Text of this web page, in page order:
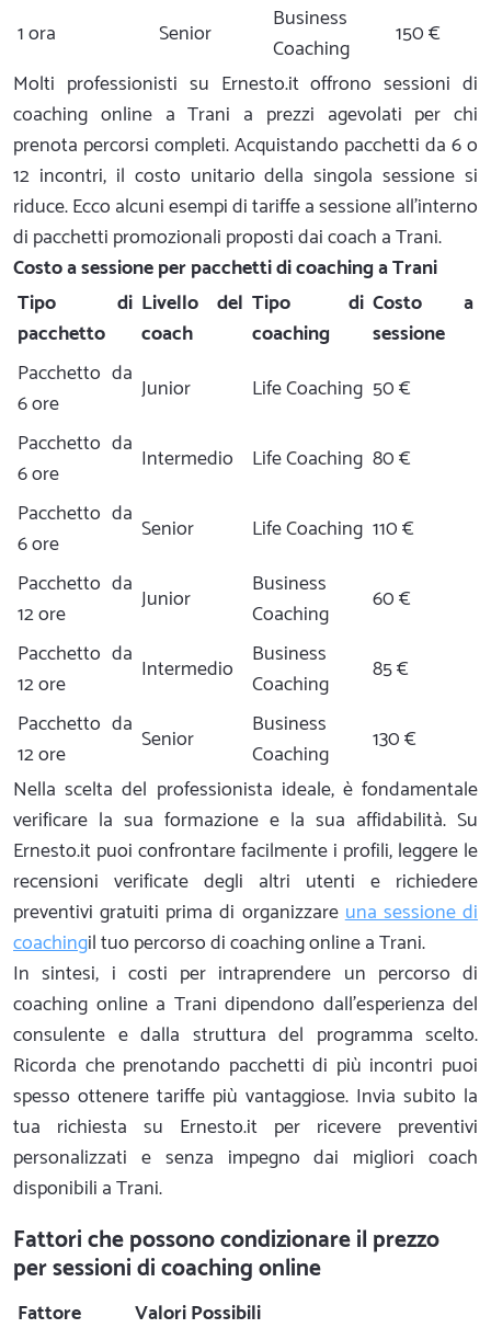
1 ora Senior
Business
Coaching
150 €
Molti professionisti su Ernesto.it offrono sessioni di
coaching online a Trani a prezzi agevolati per chi
prenota percorsi completi. Acquistando pacchetti da 6 o
12 incontri, il costo unitario della singola sessione si
riduce. Ecco alcuni esempi di tariffe a sessione all'interno
di pacchetti promozionali proposti dai coach a Trani.
Costo a sessione per pacchetti di coaching a Trani
Tipo di
pacchetto
Livello del
coach
Tipo di
coaching
Costo a
sessione
Pacchetto da
6 ore
Junior Life Coaching 50 €
Pacchetto da
6 ore
Intermedio Life Coaching 80 €
Pacchetto da
6 ore
Senior Life Coaching 110 €
Pacchetto da
12 ore
Junior
Business
Coaching
60 €
Pacchetto da
12 ore
Intermedio
Business
Coaching
85 €
Pacchetto da
12 ore
Senior
Business
Coaching
130 €
Nella scelta del professionista ideale, è fondamentale
verificare la sua formazione e la sua affidabilità. Su
Ernesto.it puoi confrontare facilmente i profili, leggere le
recensioni verificate degli altri utenti e richiedere
preventivi gratuiti prima di organizzareuna sessione di
coachingil tuo percorso di coaching online a Trani.
In sintesi, i costi per intraprendere un percorso di
coaching online a Trani dipendono dall'esperienza del
consulente e dalla struttura del programma scelto.
Ricorda che prenotando pacchetti di più incontri puoi
spesso ottenere tariffe più vantaggiose. Invia subito la
tua richiesta su Ernesto.it per ricevere preventivi
personalizzati e senza impegno dai migliori coach
disponibili a Trani.
Fattori che possono condizionare il prezzo
per sessioni di coaching online
Fattore Valori Possibili